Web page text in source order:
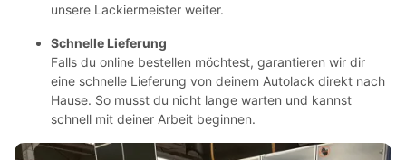
unsere Lackiermeister weiter.
Schnelle Lieferung
Falls du online bestellen möchtest, garantieren wir dir
eine schnelle Lieferung von deinem Autolack direkt nach
Hause. So musst du nicht lange warten und kannst
schnell mit deiner Arbeit beginnen.